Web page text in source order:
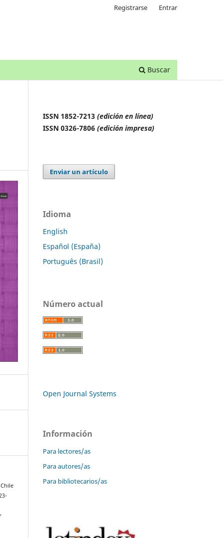
Buscar
Registrarse Entrar
ISSN 1852-7213 (edición en línea)
ISSN 0326-7806 (edición impresa)
Enviar un artículo
Idioma
English
Español (España)
Português (Brasil)
Número actual
Open Journal Systems
Información
Para lectores/as
Para autores/as
Para bibliotecarios/as